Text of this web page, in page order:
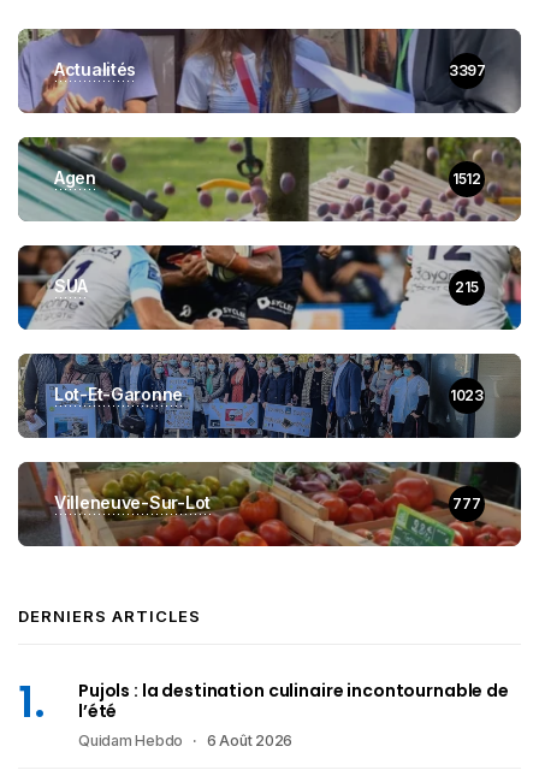
Actualités 3397
Agen 1512
SUA 215
Lot-Et-Garonne 1023
Villeneuve-Sur-Lot 777
DERNIERS ARTICLES
Pujols : la destination culinaire incontournable de
l’été
Quidam Hebdo 6 Août 2026